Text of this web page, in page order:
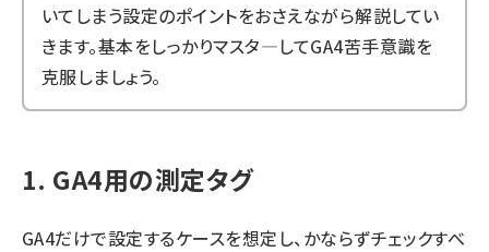
いてしまう設定のポイントをおさえながら解説してい
きます。基本をしっかりマスタ―してGA4苦手意識を
克服しましょう。
1. GA4用の測定タグ
GA4だけで設定するケースを想定し、かならずチェックすべ